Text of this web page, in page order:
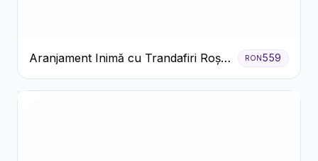
Aranjament Inimă cu Trandafiri Roșii
și Ciocolată Ferrero Rocher
RON559